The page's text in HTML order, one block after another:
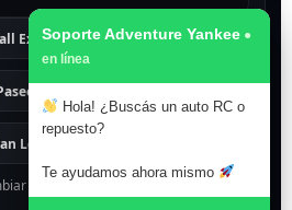
Excelsior Ver
1811
Lorenzo
el mapa.
Soporte Adventure Yankee
Hola! ¿Buscás un auto RC o
repuesto?
Te ayudamos ahora mismo